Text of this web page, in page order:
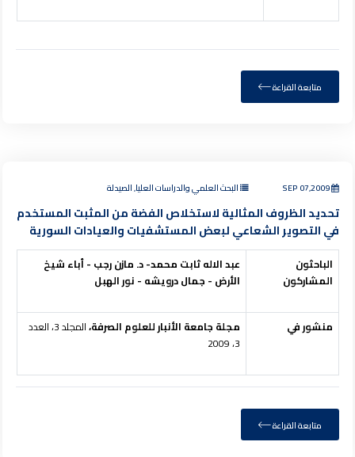
متابعة القراءة
SEP 07,2009 البحث العلمي والدراسات العليا, الصيدلة
تحديد الظروف المثالية لاستخلاص الفضة من المثبت المستخدم
في التصوير الشعاعي لبعض المستشفيات والعيادات السورية
الباحثون
المشاركون
عبدالالهثابت محمد- د. مازنرجب -أباء شيخ
الأرض - جمالدرويشه - نورالهبل
منشور في مجلة جامعة الأنبار للعلوم الصرفة،
المجلد 3، العدد
3، 2009
متابعة القراءة